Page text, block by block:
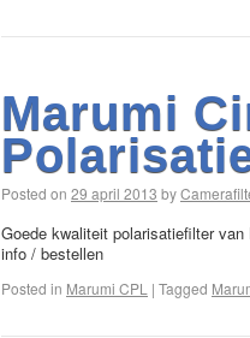
Marumi
Posted on 29 april 2013 by
Goede kwaliteit polarisatiefilter
info / bestellen
Posted in Marumi CPL | Tagged